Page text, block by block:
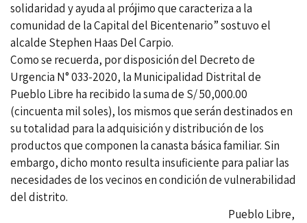
solidaridad y ayuda al prójimo que caracteriza a la
comunidad de la Capital del Bicentenario” sostuvo el
alcalde Stephen Haas Del Carpio.
Como se recuerda, por disposición del Decreto de
Urgencia N° 033-2020, la Municipalidad Distrital de
Pueblo Libre ha recibido la suma de S/ 50,000.00
(cincuenta mil soles), los mismos que serán destinados en
su totalidad para la adquisición y distribución de los
productos que componen la canasta básica familiar. Sin
embargo, dicho monto resulta insuficiente para paliar las
necesidades de los vecinos en condición de vulnerabilidad
del distrito.
Pueblo Libre,